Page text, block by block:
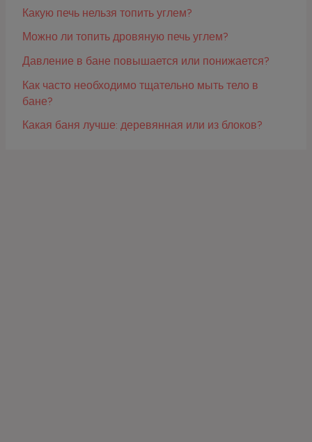
Какую печь нельзя топить углем?
Можно ли топить дровяную печь углем?
Давление в бане повышается или понижается?
Как часто необходимо тщательно мыть тело в
бане?
Какая баня лучше: деревянная или из блоков?